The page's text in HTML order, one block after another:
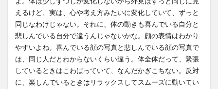
えるけど、実は、心や考え方みたいに変化していて、ずっと
同じなわけじゃない。それに、体の動きも喜んでいる自分と
悲しんでいる自分で違うんじゃないかな。顔の表情はわかり
やすいよね。喜んでいる顔の写真と悲しんでいる顔の写真で
は、同じ人だとわからないくらい違う。体全体だって、緊張
しているときはこわばっていて、なんだかぎこちない。反対
に、楽しんでいるときはリラックスしてスムーズに動いてい